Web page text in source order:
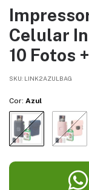
Celular
10 Fotos
SKU: LINK2AZULBAG
Cor: Azul